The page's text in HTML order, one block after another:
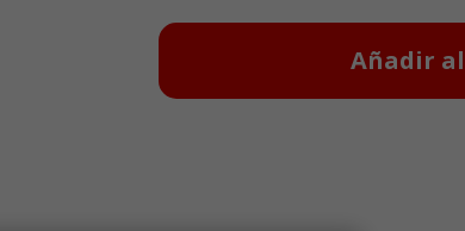
Añadir